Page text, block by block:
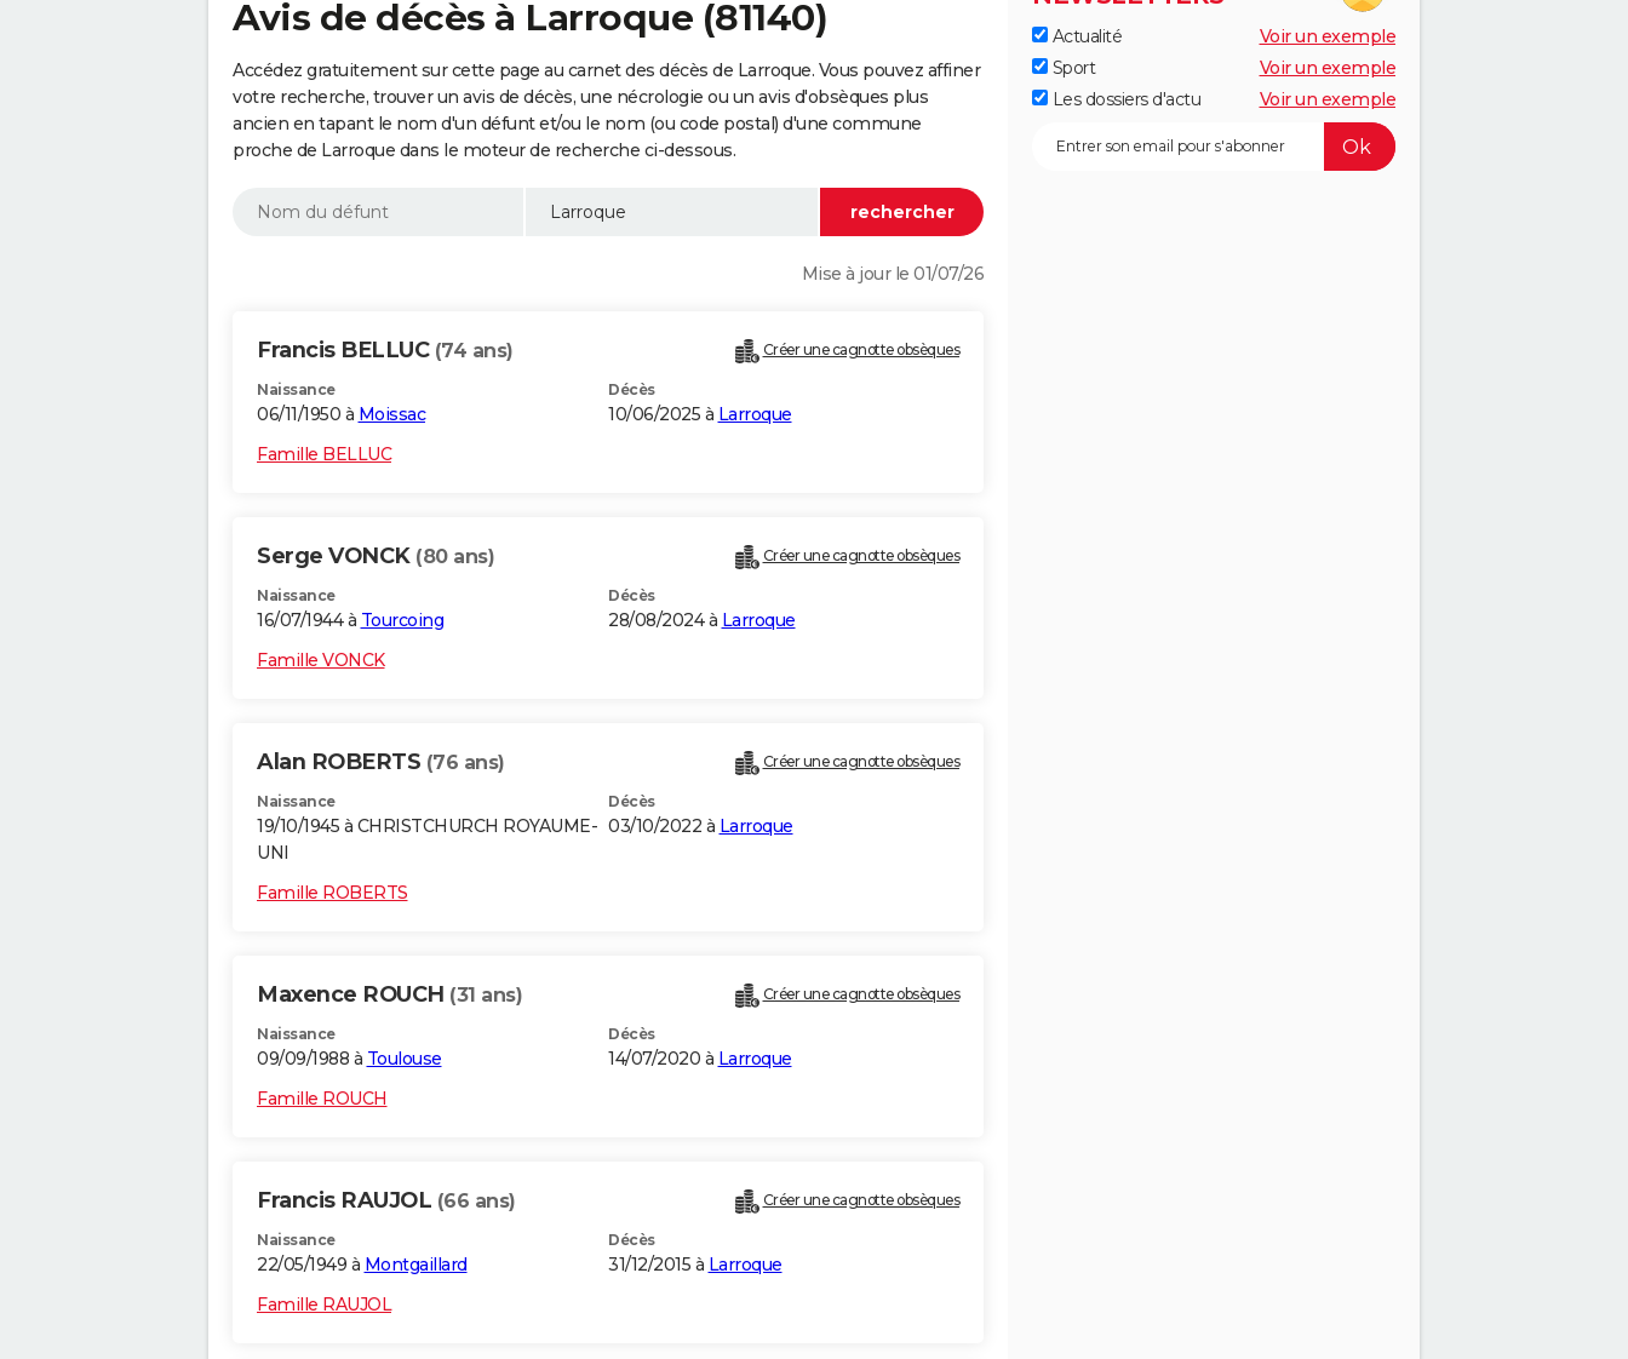
Avis de décès à Larroque (81140)
Accédez gratuitement sur cette page au carnet des décès de Larroque. Vous pouvez affiner
votre recherche, trouver un avis de décès, une nécrologie ou un avis d'obsèques plus
ancien en tapant le nom d'un défunt et/ou le nom (ou code postal) d'une commune
proche de Larroque dans le moteur de recherche ci-dessous.
Mise à jour le 01/07/26
Francis BELLUC (74 ans) Créer une cagnotte obsèques
Naissance
06/11/1950 à Moissac
Décès
10/06/2025 à Larroque
Famille BELLUC
Serge VONCK (80 ans) Créer une cagnotte obsèques
Naissance
16/07/1944 à Tourcoing
Décès
28/08/2024 à Larroque
Famille VONCK
Alan ROBERTS (76 ans) Créer une cagnotte obsèques
Naissance
19/10/1945 à CHRISTCHURCH ROYAUME-
UNI
Décès
03/10/2022 à Larroque
Famille ROBERTS
Maxence ROUCH (31 ans) Créer une cagnotte obsèques
Naissance
09/09/1988 à Toulouse
Décès
14/07/2020 à Larroque
Famille ROUCH
Francis RAUJOL (66 ans) Créer une cagnotte obsèques
Naissance
22/05/1949 à Montgaillard
Décès
31/12/2015 à Larroque
Famille RAUJOL
Actualité
Voir un exemple
Sport
Voir un exemple
Les dossiers d'actu
Voir un exemple